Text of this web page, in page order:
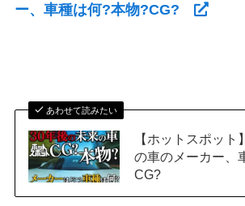
ー、車種は何?本物?CG?
あわせて読みたい
【ホットスポッ
の車のメーカー、
CG?